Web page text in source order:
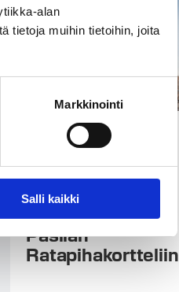
alan
tietoja muihin tietoihin, joita
Markkinointi
Salli kaikki
03.06.2026
Uusia
vuokrakoteja
keskeiselle
sijainnille Keski-
Pasilan
Ratapihakortteliin